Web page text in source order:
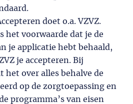
doet o.a. VZVZ.
het voorwaarde dat je de
je applicatie hebt behaald,
je accepteren. Bij
het over alles behalve de
op de zorgtoepassing en
programma’s van eisen